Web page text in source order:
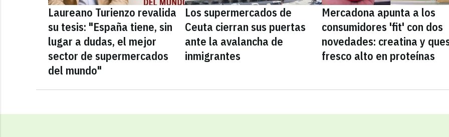
Laureano Turienzo revalida
su tesis: "España tiene, sin
lugar a dudas, el mejor
sector de supermercados
del mundo"
Los supermercados de
Ceuta cierran sus puertas
ante la avalancha de
inmigrantes
Mercadona apunta a los
consumidores 'fit' con dos
novedades: creatina y
fresco alto en proteínas